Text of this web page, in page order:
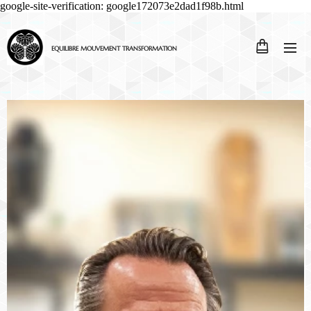
google-site-verification: google172073e2dad1f98b.html
EQUILIBRE MOUVEMENT TRANSFORMATION